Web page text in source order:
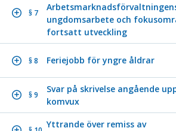
§ 7
ungdomsarbete och
fortsatt utveckling
§ 8 Feriejobb för yngre åldrar
§ 9
Svar på skrivelse angående
komvux
Yttrande över remiss av